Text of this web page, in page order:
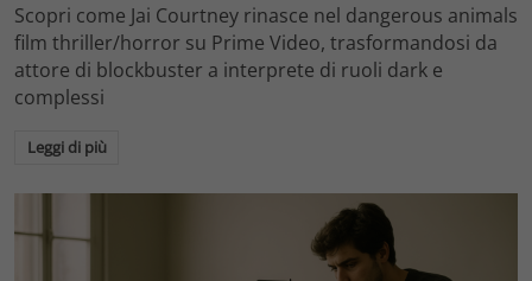
Scopri come Jai Courtney rinasce nel dangerous animals
film thriller/horror su Prime Video, trasformandosi da
attore di blockbuster a interprete di ruoli dark e
complessi
Leggi di più